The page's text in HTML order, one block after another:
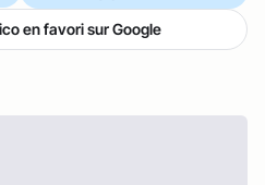
en favori sur Google